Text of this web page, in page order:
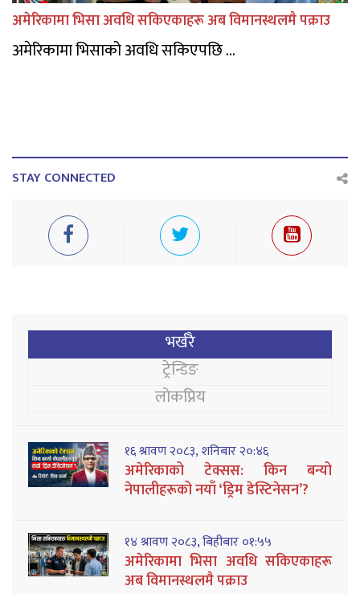
अमेरिकामा भिसा अवधि सकिएकाहरू अब विमानस्थलमै पक्राउ
अमेरिकामा भिसाको अवधि सकिएपछि ...
STAY CONNECTED
भर्खरै
ट्रेन्डिङ
लोकप्रिय
१६ श्रावण २०८३, शनिबार २०:४६
अमेरिकाको टेक्सस: किन बन्यो
नेपालीहरूको नयाँ ‘ड्रिम डेस्टिनेसन’?
१४ श्रावण २०८३, बिहीबार ०१:५५
अमेरिकामा भिसा अवधि सकिएकाहरू
अब विमानस्थलमै पक्राउ